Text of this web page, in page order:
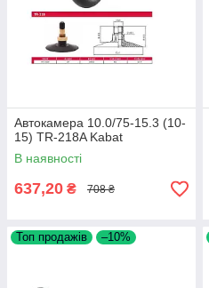
Автокамера 10.0/75-15.3 (10-
15) TR-218A Kabat
В наявності
637,20 ₴ 708 ₴
Топ продажів –10%